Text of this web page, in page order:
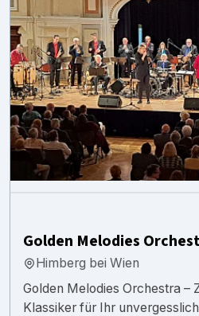
Golden Melodies
Himberg bei Wien
Golden Melodies Orchestra –
Klassiker für Ihr